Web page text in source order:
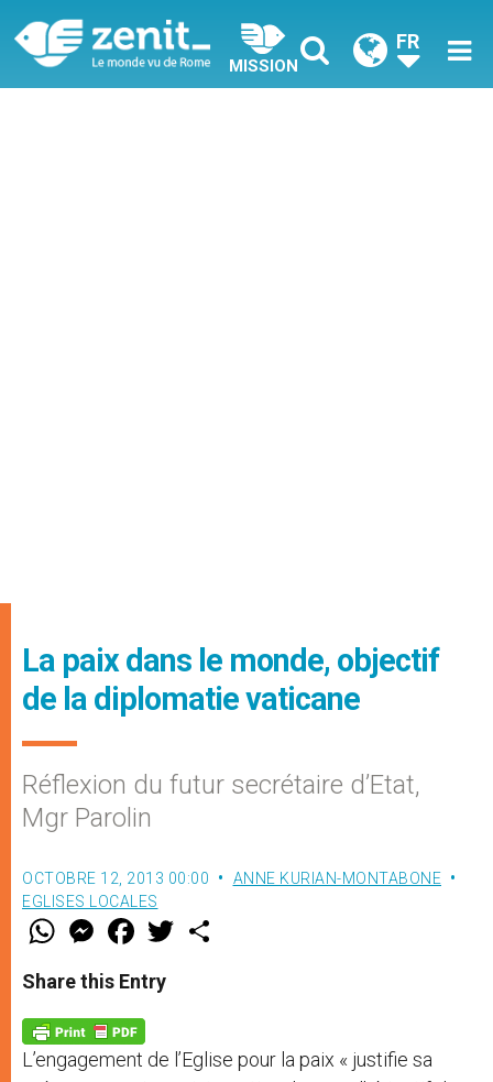
MISSION
FR
La paix dans le monde, objectif
de la diplomatie vaticane
Réflexion du futur secrétaire d’Etat,
Mgr Parolin
OCTOBRE 12, 2013 00:00
ANNE KURIAN-MONTABONE
EGLISES LOCALES
W
t
s
p
p
M
e
s
e
g
e
r
F
a
e
b
o
k
w
Share this Entry
L’engagement de l’Eglise pour la paix « justifie sa